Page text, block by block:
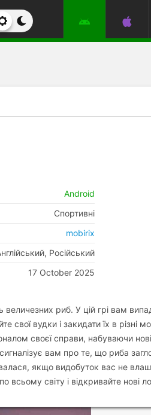
Android
Спортивні
mobirix
Російський
17 October 2025
величезних риб. У цій грі вам
свої вудки і закидати їх в різні
своєї справи, набуваючи нові
вам про те, що риба
якщо видобуток вас не
світу і відкривайте нові